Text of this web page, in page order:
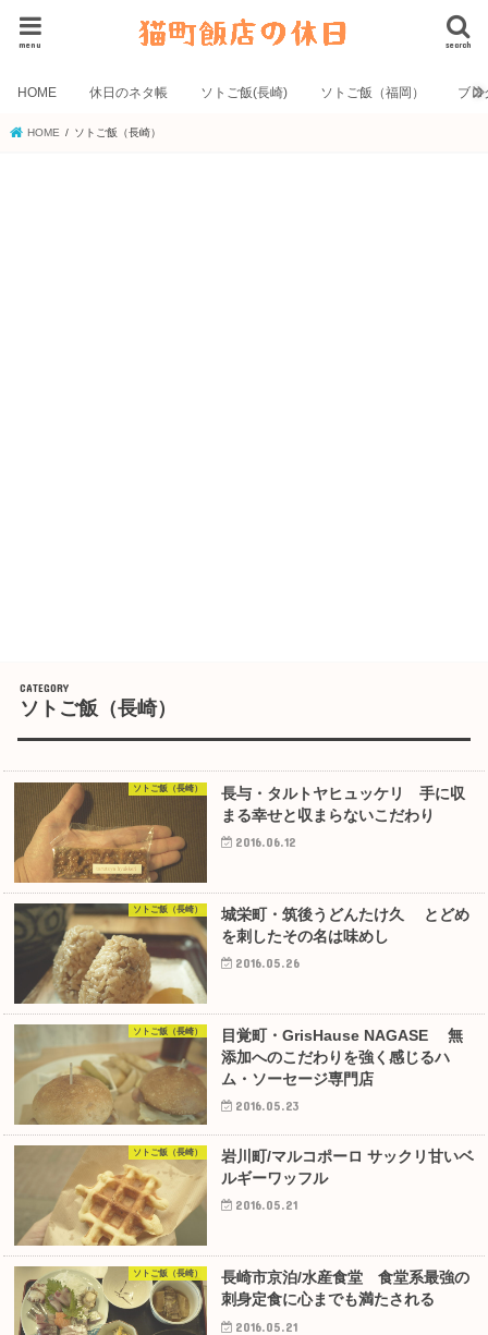
search
menu
HOME 休日のネタ帳 ソトご飯(長崎) ソトご飯（福岡） ブロ
HOME ソトご飯（長崎）
ソトご飯（長崎）
ソトご飯（長崎）
長与・タルトヤヒュッケリ 手に収
まる幸せと収まらないこだわり
2016.06.12
ソトご飯（長崎）
城栄町・筑後うどんたけ久 とどめ
を刺したその名は味めし
2016.05.26
ソトご飯（長崎）
目覚町・GrisHause NAGASE 無
添加へのこだわりを強く感じるハ
ム・ソーセージ専門店
2016.05.23
ソトご飯（長崎）
岩川町/マルコポーロ サックリ甘いベ
ルギーワッフル
2016.05.21
ソトご飯（長崎）
長崎市京泊/水産食堂 食堂系最強の
刺身定食に心までも満たされる
2016.05.21